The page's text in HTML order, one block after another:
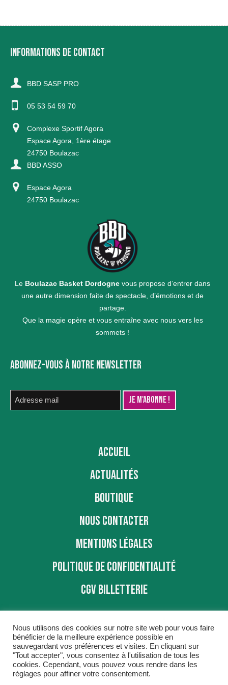
INFORMATIONS DE CONTACT
BBD SASP PRO
05 53 54 59 70
Complexe Sportif Agora
Espace Agora, 1ère étage
24750 Boulazac
BBD ASSO
Espace Agora
24750 Boulazac
Le Boulazac Basket Dordogne vous propose d’entrer dans
une autre dimension faite de spectacle, d’émotions et de
partage.
Que la magie opère et vous entraîne avec nous vers les
sommets !
ABONNEZ-VOUS À NOTRE NEWSLETTER
ACCUEIL
ACTUALITÉS
BOUTIQUE
NOUS CONTACTER
MENTIONS LÉGALES
POLITIQUE DE CONFIDENTIALITÉ
CGV BILLETTERIE
BBD © 2016
Nous utilisons des cookies sur notre site web pour vous faire
bénéficier de la meilleure expérience possible en
sauvegardant vos préférences et visites. En cliquant sur
"Tout accepter", vous consentez à l'utilisation de tous les
cookies. Cependant, vous pouvez vous rendre dans les
réglages pour affiner votre consentement.